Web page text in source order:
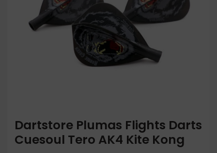
Dartstore Plumas Flights Darts
Cuesoul Tero AK4 Kite Kong